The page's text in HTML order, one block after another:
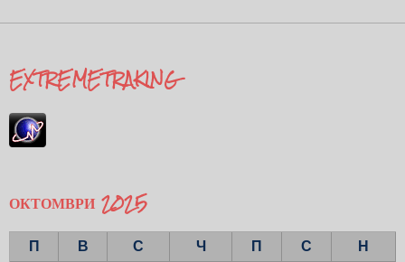
EXTREMETRAKING
ОКТОМВРИ 2025
П В С Ч П С
Н